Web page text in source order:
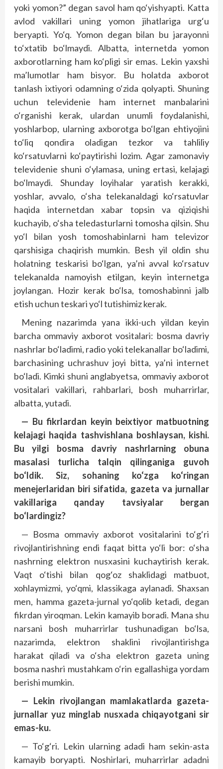
yoki yomon?” degan savol ham qo‘yishyapti. Katta
avlod vakillari uning yomon jihatlariga urg‘u
beryapti. Yo‘q. Yomon degan bilan bu jarayonni
to‘xtatib bo‘lmaydi. Albatta, internetda yomon
axborotlarning ham ko‘pligi sir emas. Lekin yaxshi
ma’lumotlar ham bisyor. Bu holatda axborot
tanlash ixtiyori odamning o‘zida qolyapti. Shuning
uchun televidenie ham internet manbalarini
o‘rganishi kerak, ulardan unumli foydalanishi,
yoshlarbop, ularning axborotga bo‘lgan ehtiyojini
to‘liq qondira oladigan tezkor va tahliliy
ko‘rsatuvlarni ko‘paytirishi lozim. Agar zamonaviy
televidenie shuni o‘ylamasa, uning ertasi, kelajagi
bo‘lmaydi. Shunday loyihalar yaratish kerakki,
yoshlar, avvalo, o‘sha telekanaldagi ko‘rsatuvlar
haqida internetdan xabar topsin va qiziqishi
kuchayib, o‘sha teledasturlarni tomosha qilsin. Shu
yo‘l bilan yosh tomoshabinlarni ham televizor
qarshisiga chaqirish mumkin. Besh yil oldin shu
holatning teskarisi bo‘lgan, ya’ni avval ko‘rsatuv
telekanalda namoyish etilgan, keyin internetga
joylangan. Hozir kerak bo‘lsa, tomoshabinni jalb
etish uchun teskari yo‘l tutishimiz kerak.
Mening nazarimda yana ikki-uch yildan keyin
barcha ommaviy axborot vositalari: bosma davriy
nashrlar bo‘ladimi, radio yoki telekanallar bo‘ladimi,
barchasining uchrashuv joyi bitta, ya’ni internet
bo‘ladi. Kimki shuni ang­labyetsa, ommaviy axborot
vositalari vakillari, rahbarlari, bosh muharrirlar,
albatta, yutadi.
— Bu fikrlardan keyin beixtiyor matbuotning
kelajagi haqida tashvishlana boshlaysan, kishi.
Bu yilgi bosma davriy nashrlarning obuna
masalasi turlicha talqin qilinganiga guvoh
bo‘ldik. Siz, sohaning ko‘zga ko‘ringan
menejerlaridan biri sifatida, gazeta va jurnallar
vakillariga qanday tavsiyalar bergan
bo‘lardingiz?
— Bosma ommaviy axborot vositalarini to‘g‘ri
rivojlantirishning endi faqat bitta yo‘li bor: o‘sha
nashrning elektron nusxasini kuchaytirish kerak.
Vaqt o‘tishi bilan qog‘oz shaklidagi matbuot,
xohlaymizmi, yo‘qmi, klassikaga aylanadi. Shaxsan
men, hamma gazeta-jurnal yo‘qolib ketadi, degan
fikrdan yiroqman. Lekin kamayib boradi. Mana shu
narsani bosh muharrirlar tushunadigan bo‘lsa,
nazarimda, elektron shaklini rivojlantirishga
harakat qiladi va o‘sha elektron gazeta uning
bosma nashri mustahkam o‘rin egallashiga yordam
berishi mumkin.
— Lekin rivojlangan mamlakatlarda gazeta-
jurnallar yuz minglab nusxada chiqayotgani sir
emas-ku.
— To‘g‘ri. Lekin ularning adadi ham sekin-asta
kamayib boryapti. Noshirlari, muharrirlar adadni